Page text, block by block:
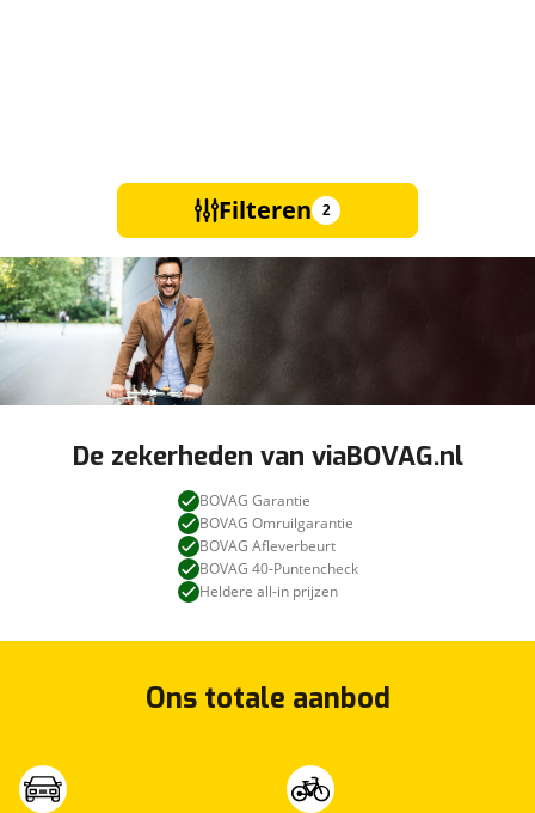
Filteren 2
De zekerheden van viaBOVAG.nl
BOVAG Garantie
BOVAG Omruilgarantie
BOVAG Afleverbeurt
BOVAG 40-Puntencheck
Heldere all-in prijzen
Ons totale aanbod